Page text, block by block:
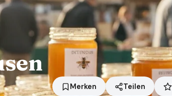
Merken Teilen